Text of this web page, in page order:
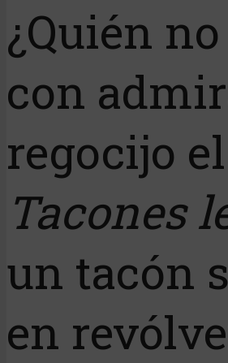
¿Quién
con
regocijo
Tacones
un tacón
en